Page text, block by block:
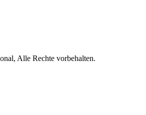
Alle Rechte vorbehalten.